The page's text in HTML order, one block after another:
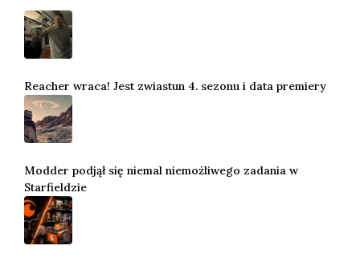
Reacher wraca! Jest zwiastun 4. sezonu i data premiery
Modder podjął się niemal niemożliwego zadania w
Starfieldzie